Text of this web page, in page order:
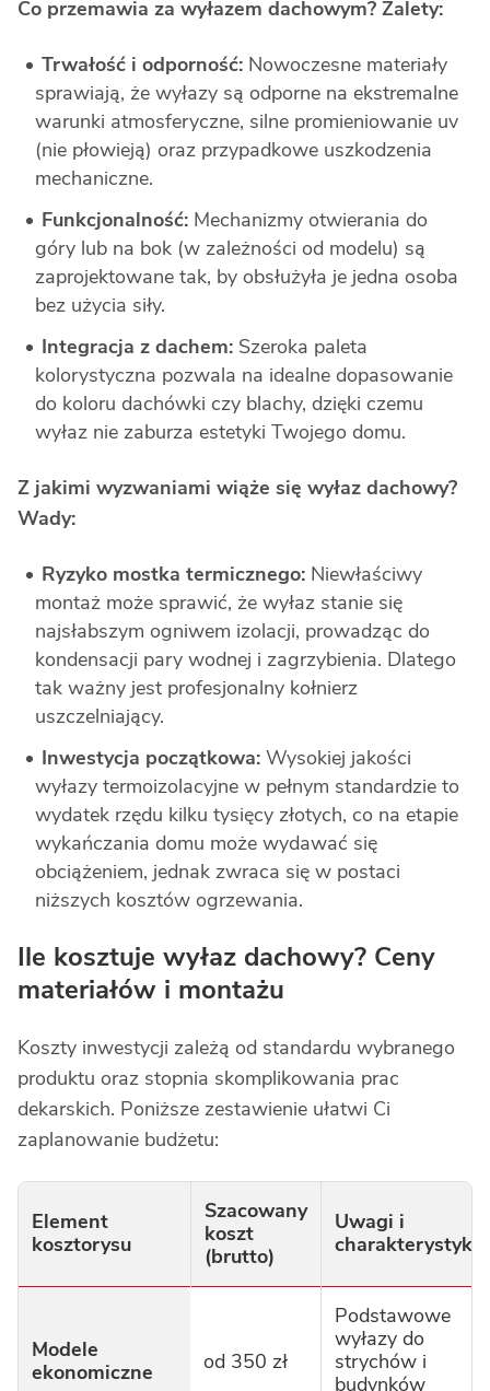
Co przemawia za wyłazem dachowym? Zalety:
Trwałość i odporność: Nowoczesne materiały
sprawiają, że wyłazy są odporne na ekstremalne
warunki atmosferyczne, silne promieniowanie uv
(nie płowieją) oraz przypadkowe uszkodzenia
mechaniczne.
Funkcjonalność: Mechanizmy otwierania do
góry lub na bok (w zależności od modelu) są
zaprojektowane tak, by obsłużyła je jedna osoba
bez użycia siły.
Integracja z dachem: Szeroka paleta
kolorystyczna pozwala na idealne dopasowanie
do koloru dachówki czy blachy, dzięki czemu
wyłaz nie zaburza estetyki Twojego domu.
Z jakimi wyzwaniami wiąże się wyłaz dachowy?
Wady:
Ryzyko mostka termicznego: Niewłaściwy
montaż może sprawić, że wyłaz stanie się
najsłabszym ogniwem izolacji, prowadząc do
kondensacji pary wodnej i zagrzybienia. Dlatego
tak ważny jest profesjonalny kołnierz
uszczelniający.
Inwestycja początkowa: Wysokiej jakości
wyłazy termoizolacyjne w pełnym standardzie to
wydatek rzędu kilku tysięcy złotych, co na etapie
wykańczania domu może wydawać się
obciążeniem, jednak zwraca się w postaci
niższych kosztów ogrzewania.
Ile kosztuje wyłaz dachowy? Ceny
materiałów i montażu
Koszty inwestycji zależą od standardu wybranego
produktu oraz stopnia skomplikowania prac
dekarskich. Poniższe zestawienie ułatwi Ci
zaplanowanie budżetu:
Element
kosztorysu
Szacowany
koszt
(brutto)
Uwagi i
charakterystyka
Modele
ekonomiczne
od 350 zł
Podstawowe
wyłazy do
strychów i
budynków